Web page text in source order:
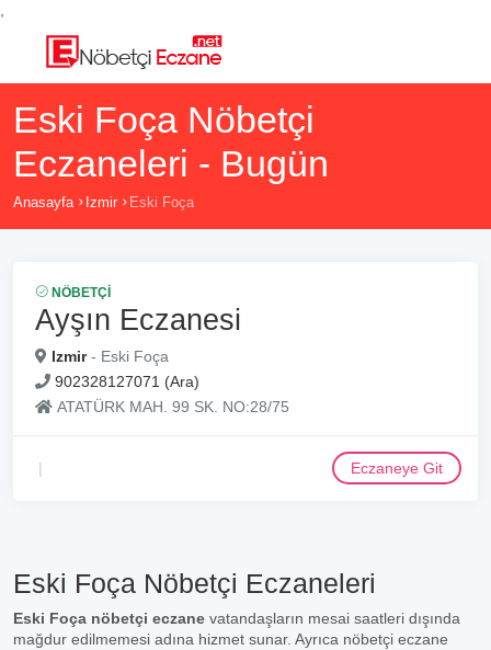
Eski Foça Nöbetçi
Eczaneleri - Bugün
Anasayfa Izmir Eski Foça
NÖBETÇI
Ayşın Eczanesi
Izmir- Eski Foça
902328127071 (Ara)
ATATÜRK MAH. 99 SK. NO:28/75
Eczaneye Git
Eski Foça Nöbetçi Eczaneleri
Eski Foça nöbetçi eczane vatandaşların mesai saatleri dışında
mağdur edilmemesi adına hizmet sunar. Ayrıca nöbetçi eczane